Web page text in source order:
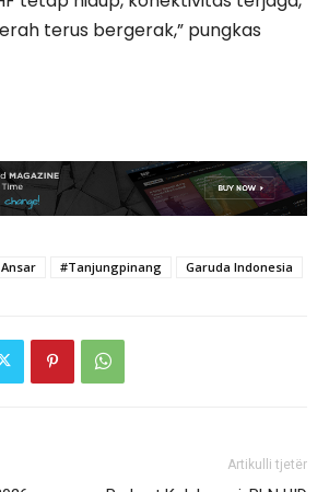
terus bergerak,” pungkas
#Tanjungpinang Garuda Indonesia
Artikulli tjetër